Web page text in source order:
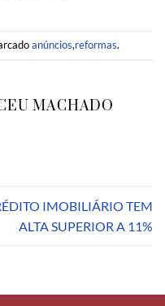
anúncios,reformas.
MACHADO
IMOBILIÁRIO TEM
ALTA SUPERIOR A 11%